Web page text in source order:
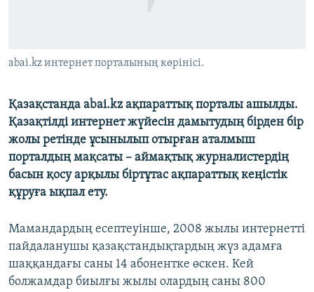
abai.kz интернет порталының көрінісі.
Қазақстанда abai.kz ақпараттық порталы ашылды.
Қазақтілді интернет жүйесін дамытудың бірден бір
жолы ретінде ұсынылып отырған аталмыш
порталдың мақсаты – аймақтық журналистердің
басын қосу арқылы біртұтас ақпараттық кеңістік
құруға ықпал ету.
Мамандардың есептеуінше, 2008 жылы интернетті
пайдаланушы қазақстандықтардың жүз адамға
шаққандағы саны 14 абонентке өскен. Кей
болжамдар биылғы жылы олардың саны 800